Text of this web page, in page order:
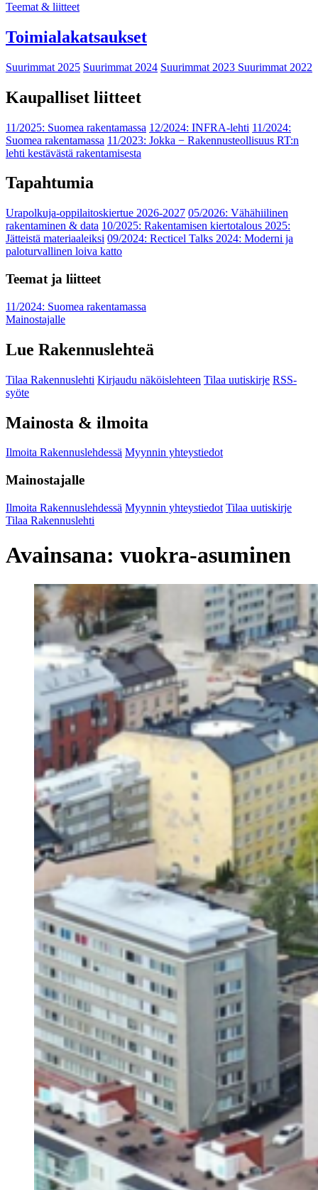
Teemat & liitteet
Toimialakatsaukset
Suurimmat 2025 Suurimmat 2024 Suurimmat 2023 Suurimmat 2022
Kaupalliset liitteet
11/2025: Suomea rakentamassa 12/2024: INFRA-lehti 11/2024:
Suomea rakentamassa 11/2023: Jokka − Rakennusteollisuus RT:n
lehti kestävästä rakentamisesta
Tapahtumia
Urapolkuja-oppilaitoskiertue 2026-2027 05/2026: Vähähiilinen
rakentaminen & data 10/2025: Rakentamisen kiertotalous 2025:
Jätteistä materiaaleiksi 09/2024: Recticel Talks 2024: Moderni ja
paloturvallinen loiva katto
Teemat ja liitteet
11/2024: Suomea rakentamassa
Mainostajalle
Lue Rakennuslehteä
Tilaa Rakennuslehti Kirjaudu näköislehteen Tilaa uutiskirje RSS-
syöte
Mainosta & ilmoita
Ilmoita Rakennuslehdessä Myynnin yhteystiedot
Mainostajalle
Ilmoita Rakennuslehdessä Myynnin yhteystiedot Tilaa uutiskirje
Tilaa Rakennuslehti
Avainsana: vuokra-asuminen